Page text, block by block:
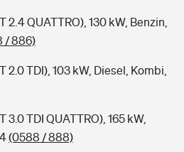
2.4 QUATTRO), 130 kW, Benzin,
/ 886)
2.0 TDI), 103 kW, Diesel, Kombi,
3.0 TDI QUATTRO), 165 kW,
(0588 / 888)